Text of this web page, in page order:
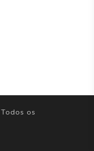
os